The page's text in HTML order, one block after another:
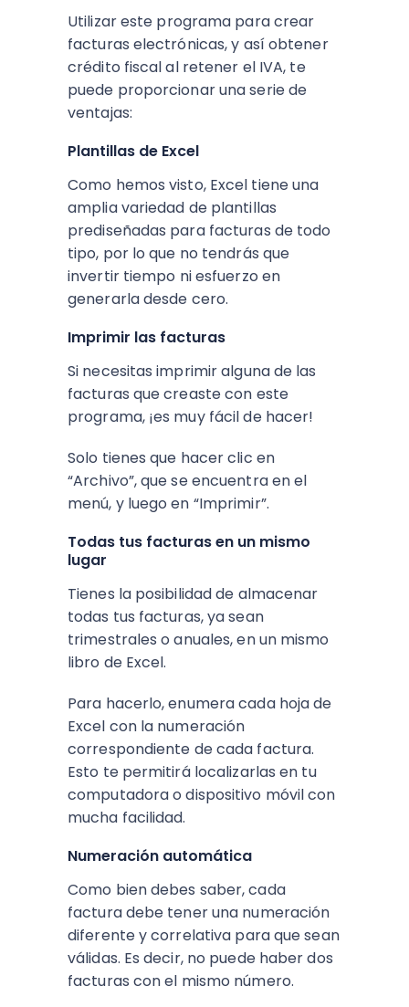
Utilizar este programa para crear
facturas electrónicas, y así obtener
crédito fiscal al retener el IVA, te
puede proporcionar una serie de
ventajas:
Plantillas de Excel
Como hemos visto, Excel tiene una
amplia variedad de plantillas
prediseñadas para facturas de todo
tipo, por lo que no tendrás que
invertir tiempo ni esfuerzo en
generarla desde cero.
Imprimir las facturas
Si necesitas imprimir alguna de las
facturas que creaste con este
programa, ¡es muy fácil de hacer!
Solo tienes que hacer clic en
“Archivo”, que se encuentra en el
menú, y luego en “Imprimir”.
Todas tus facturas en un mismo
lugar
Tienes la posibilidad de almacenar
todas tus facturas, ya sean
trimestrales o anuales, en un mismo
libro de Excel.
Para hacerlo, enumera cada hoja de
Excel con la numeración
correspondiente de cada factura.
Esto te permitirá localizarlas en tu
computadora o dispositivo móvil con
mucha facilidad.
Numeración automática
Como bien debes saber, cada
factura debe tener una numeración
diferente y correlativa para que sean
válidas. Es decir, no puede haber dos
facturas con el mismo número.